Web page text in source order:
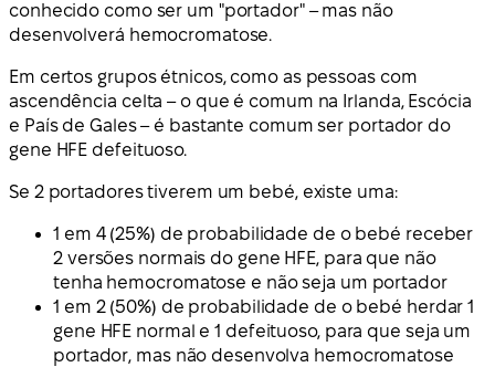
conhecido como ser um "portador" – mas não
desenvolverá hemocromatose.
Em certos grupos étnicos, como as pessoas com
ascendência celta – o que é comum na Irlanda, Escócia
e País de Gales – é bastante comum ser portador do
gene HFE defeituoso.
Se 2 portadores tiverem um bebé, existe uma:
1 em 4 (25%) de probabilidade de o bebé receber
2 versões normais do gene HFE, para que não
tenha hemocromatose e não seja um portador
1 em 2 (50%) de probabilidade de o bebé herdar 1
gene HFE normal e 1 defeituoso, para que seja um
portador, mas não desenvolva hemocromatose